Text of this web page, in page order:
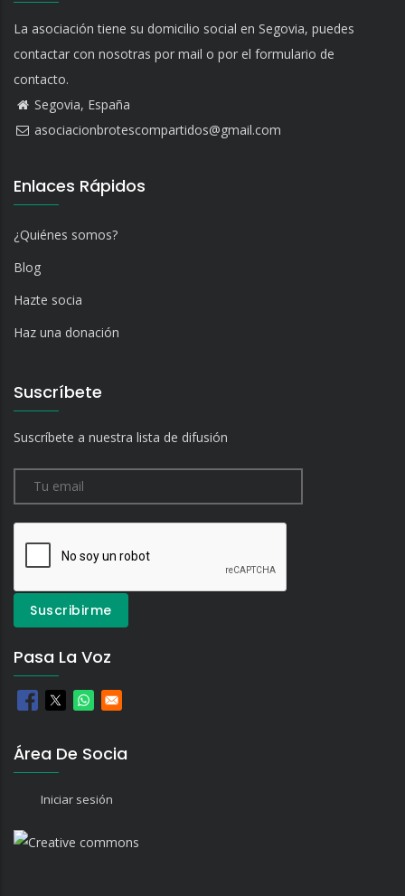
La asociación tiene su domicilio social en Segovia, puedes
contactar con nosotras por mail o por el formulario de
contacto.
Segovia, España
asociacionbrotescompartidos@gmail.com
Enlaces Rápidos
¿Quiénes somos?
Blog
Hazte socia
Haz una donación
Suscríbete
Suscríbete a nuestra lista de difusión
Pasa La Voz
Área De Socia
Iniciar sesión